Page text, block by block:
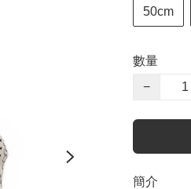
50cm
數量
−
簡介